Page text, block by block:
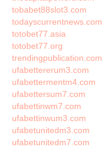
tobabet88slot3.com
todayscurrentnews.com
totobet77.asia
totobet77.org
trendingpublication.com
ufabettererum3.com
ufabettermentm4.com
ufabettersum7.com
ufabettinwm7.com
ufabettinwum3.com
ufabetunitedm3.com
ufabetunitedm7.com